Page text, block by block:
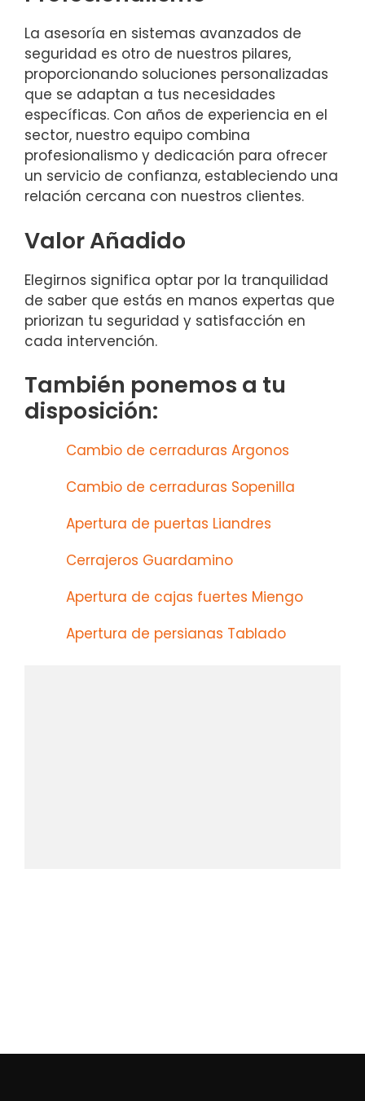
La asesoría en sistemas avanzados de
seguridad es otro de nuestros pilares,
proporcionando soluciones personalizadas
que se adaptan a tus necesidades
específicas. Con años de experiencia en el
sector, nuestro equipo combina
profesionalismo y dedicación para ofrecer
un servicio de confianza, estableciendo una
relación cercana con nuestros clientes.
Valor Añadido
Elegirnos significa optar por la tranquilidad
de saber que estás en manos expertas que
priorizan tu seguridad y satisfacción en
cada intervención.
También ponemos a tu
disposición:
Cambio de cerraduras Argonos
Cambio de cerraduras Sopenilla
Apertura de puertas Liandres
Cerrajeros Guardamino
Apertura de cajas fuertes Miengo
Apertura de persianas Tablado